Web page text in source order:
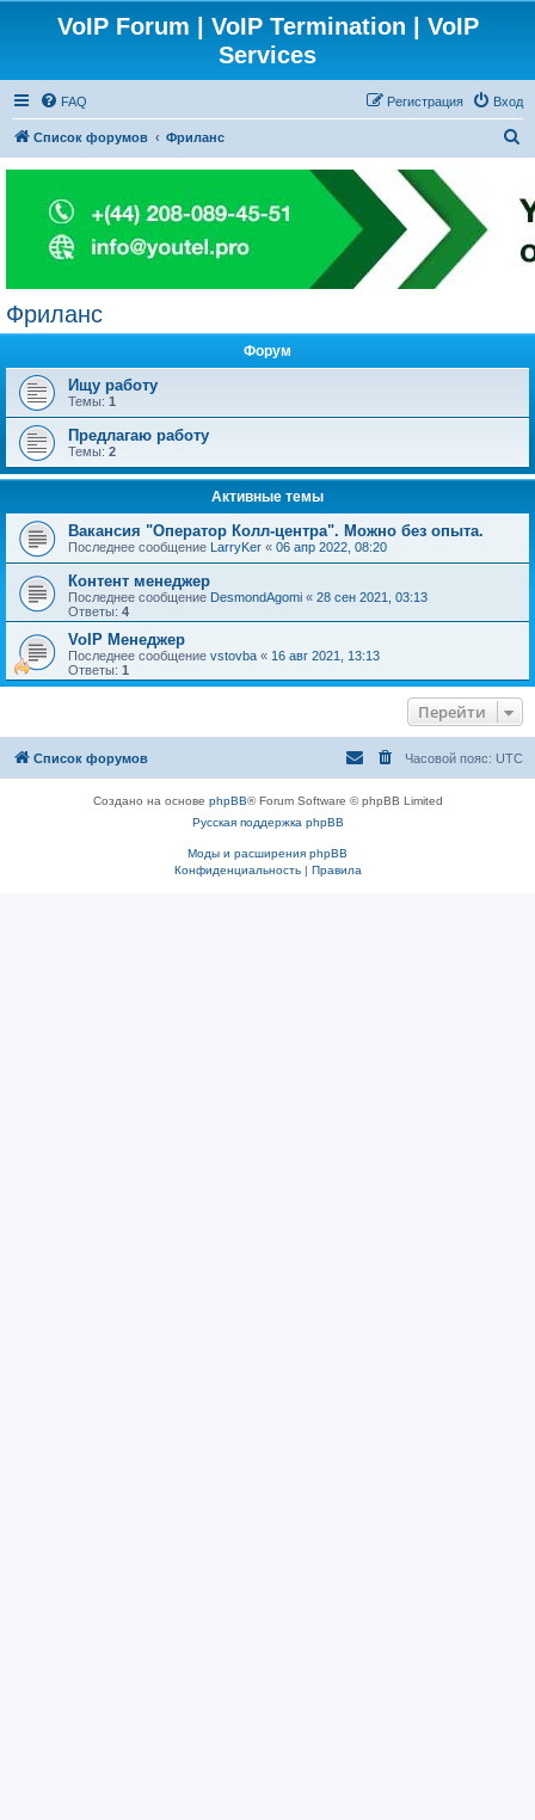
VoIP Forum | VoIP Termination | VoIP
Services
FAQ Вход
Регистрация
Список форумов Фриланс
с
к
Фриланс
Форум
Ищу работу
Темы: 1
Предлагаю работу
Темы: 2
Активные темы
Вакансия "Оператор Колл-центра". Можно без опыта.
Последнее сообщение LarryKer « 06 апр 2022, 08:20
Контент менеджер
Последнее сообщение DesmondAgomi « 28 сен 2021, 03:13
Ответы: 4
VoIP Менеджер
Последнее сообщение vstovba « 16 авг 2021, 13:13
Ответы: 1
Перейти
Список форумов Часовой пояс: UTC
Создано на основе phpBB® Forum Software © phpBB Limited
Русская поддержка phpBB
Моды и расширения phpBB
Конфиденциальность| Правила